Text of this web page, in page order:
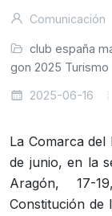
Comunicación
club españa
2025 Turismo
2025-06-16
La Comarca del
de junio, en la
Aragón, 17-
Constitución de